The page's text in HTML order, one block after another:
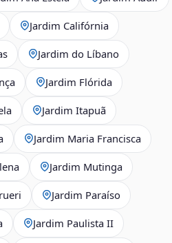
Jardim Califórnia
Jardim do Líbano
Jardim Flórida
Jardim Itapuã
Jardim Maria Francisca
Jardim Mutinga
Jardim Paraíso
Jardim Paulista II